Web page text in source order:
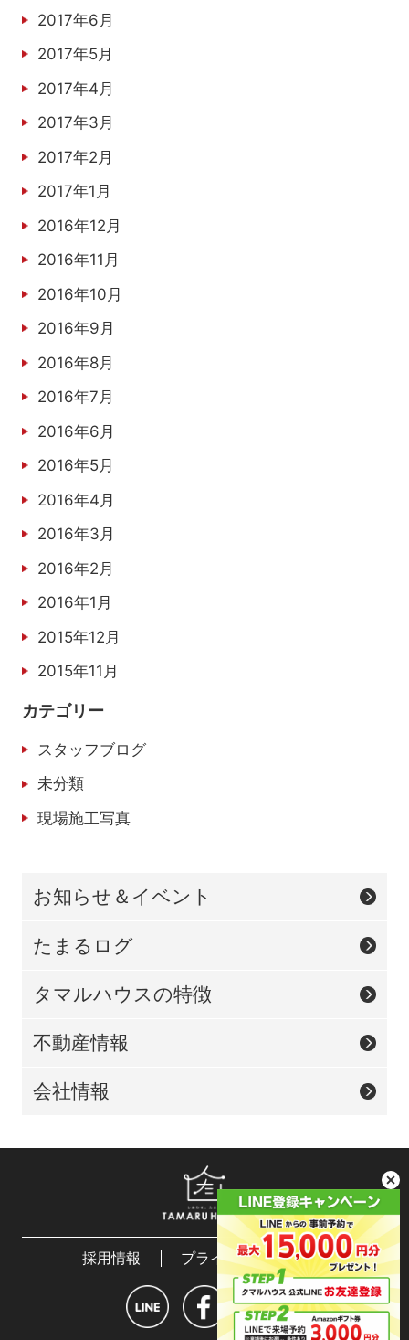
2017年6月
2017年5月
2017年4月
2017年3月
2017年2月
2017年1月
2016年12月
2016年11月
2016年10月
2016年9月
2016年8月
2016年7月
2016年6月
2016年5月
2016年4月
2016年3月
2016年2月
2016年1月
2015年12月
2015年11月
カテゴリー
スタッフブログ
未分類
現場施工写真
お知らせ＆イベント
たまるログ
タマルハウスの特徴
不動産情報
会社情報
採用情報 プライバシーポリシー